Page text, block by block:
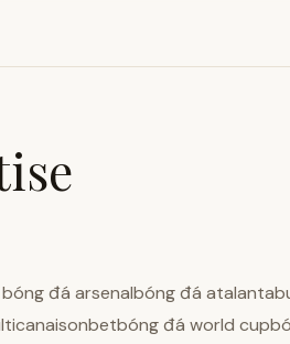
đá arsenalbóng đá
đá world